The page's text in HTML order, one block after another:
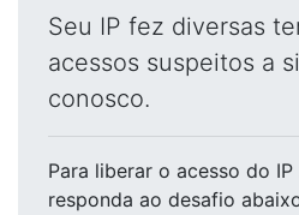
Seu IP fez diversas
acessos suspeitos a
conosco.
Para liberar o acesso do IP
responda ao desafio